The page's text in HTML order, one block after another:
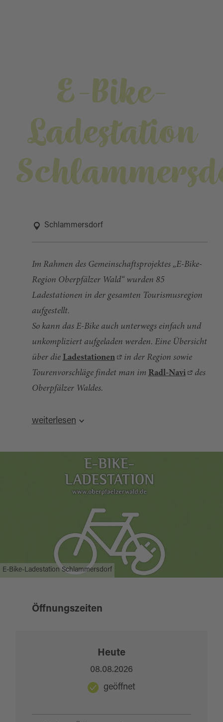
E-Bike-
Ladestation
Schlammersdorf
Im Rahmen des Gemeinschaftsprojektes „E-Bike-
Region Oberpfälzer Wald“ wurden 85
Ladestationen in der gesamten Tourismusregion
aufgestellt.
So kann das E-Bike auch unterwegs einfach und
unkompliziert aufgeladen werden. Eine Übersicht
über die Ladestationen
in der Region sowie
Tourenvorschläge findet man im Radl-Navi
des
Oberpfälzer Waldes.
Quelle:destination.one
weiterlesen
E-Bike-Ladestation Schlammersdorf
Öffnungszeiten
Heute
08.08.2026
geöffnet